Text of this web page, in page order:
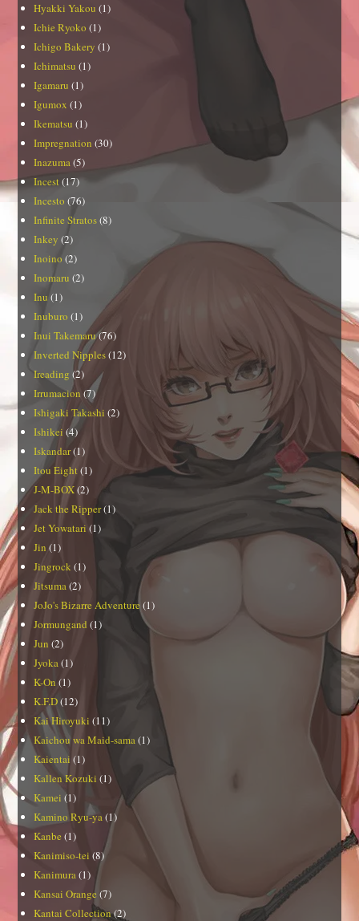
Hyakki Yakou (1)
Ichie Ryoko (1)
Ichigo Bakery (1)
Ichimatsu (1)
Igamaru (1)
Igumox (1)
Ikematsu (1)
Impregnation (30)
Inazuma(5)
Incest(17)
Incesto (76)
Infinite Stratos(8)
Inkey (2)
Inoino (2)
Inomaru (2)
Inu (1)
Inuburo (1)
Inui Takemaru(76)
Inverted Nipples(12)
Ireading (2)
Irrumacion (7)
Ishigaki Takashi (2)
Ishikei (4)
Iskandar(1)
Itou Eight(1)
J-M-BOX(2)
Jack the Ripper(1)
Jet Yowatari (1)
Jin (1)
Jingrock (1)
Jitsuma(2)
JoJo's Bizarre Adventure (1)
Jormungand (1)
Jun (2)
Jyoka(1)
K-On (1)
K.F.D(12)
Kai Hiroyuki (11)
Kaichou wa Maid-sama(1)
Kaientai (1)
Kallen Kozuki (1)
Kamei (1)
Kamino Ryu-ya(1)
Kanbe (1)
Kanimiso-tei (8)
Kanimura(1)
Kansai Orange (7)
Kantai Collection(2)